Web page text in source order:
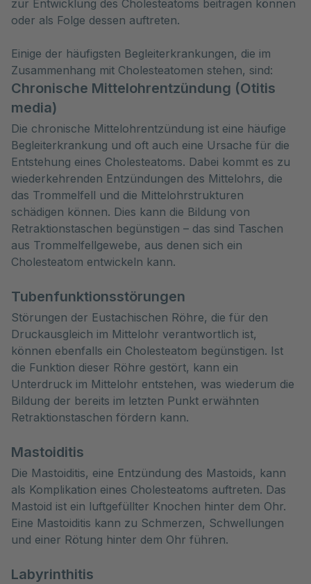
zur Entwicklung des Cholesteatoms beitragen können
oder als Folge dessen auftreten.
Einige der häufigsten Begleiterkrankungen, die im
Zusammenhang mit Cholesteatomen stehen, sind:
Chronische Mittelohrentzündung (Otitis
media)
Die chronische Mittelohrentzündung ist eine häufige
Begleiterkrankung und oft auch eine Ursache für die
Entstehung eines Cholesteatoms. Dabei kommt es zu
wiederkehrenden Entzündungen des Mittelohrs, die
das Trommelfell und die Mittelohrstrukturen
schädigen können. Dies kann die Bildung von
Retraktionstaschen begünstigen – das sind Taschen
aus Trommelfellgewebe, aus denen sich ein
Cholesteatom entwickeln kann.
Tubenfunktionsstörungen
Störungen der Eustachischen Röhre, die für den
Druckausgleich im Mittelohr verantwortlich ist,
können ebenfalls ein Cholesteatom begünstigen. Ist
die Funktion dieser Röhre gestört, kann ein
Unterdruck im Mittelohr entstehen, was wiederum die
Bildung der bereits im letzten Punkt erwähnten
Retraktionstaschen fördern kann.
Mastoiditis
Die Mastoiditis, eine Entzündung des Mastoids, kann
als Komplikation eines Cholesteatoms auftreten. Das
Mastoid ist ein luftgefüllter Knochen hinter dem Ohr.
Eine Mastoiditis kann zu Schmerzen, Schwellungen
und einer Rötung hinter dem Ohr führen.
Labyrinthitis